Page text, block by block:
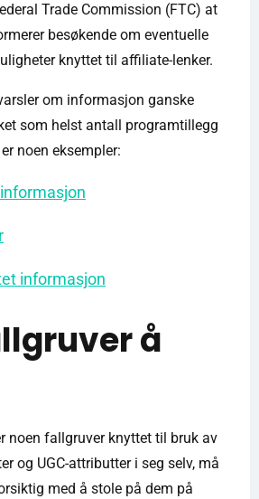
Trade Commission (FTC) at
besøkende om eventuelle
knyttet til affiliate-lenker.
om informasjon ganske
som helst antall programtillegg
noen eksempler:
informasjon
å
noen fallgruver knyttet til bruk av
og UGC-attributter i seg selv, må
med å stole på dem på